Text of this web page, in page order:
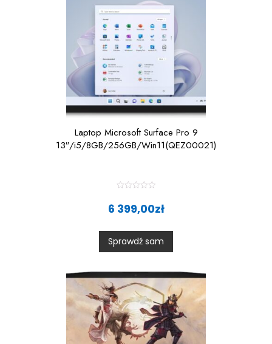
Laptop Microsoft Surface Pro 9
13″/i5/8GB/256GB/Win11(QEZ00021)
a
t
0
o
u
t
6 399,00zł
Sprawdź sam